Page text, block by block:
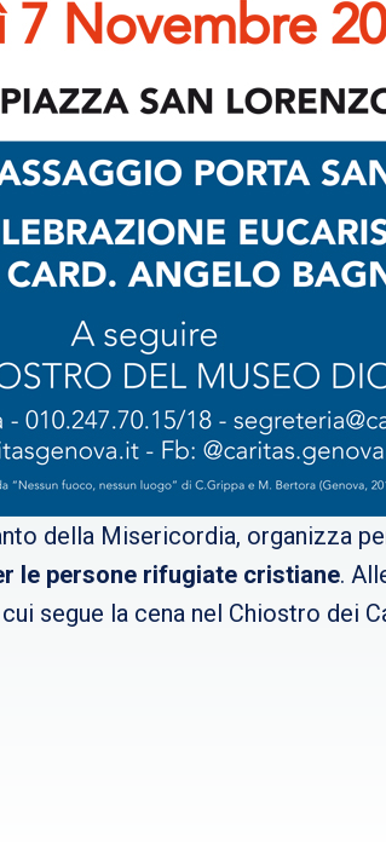
della Misericordia, organizza
le persone rifugiate cristiane.
segue la cena nel Chiostro dei